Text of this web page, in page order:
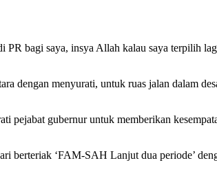
bagi saya, insya Allah kalau saya terpilih
dengan menyurati, untuk ruas jalan dalam
pejabat gubernur untuk memberikan
berteriak ‘FAM-SAH Lanjut dua periode’